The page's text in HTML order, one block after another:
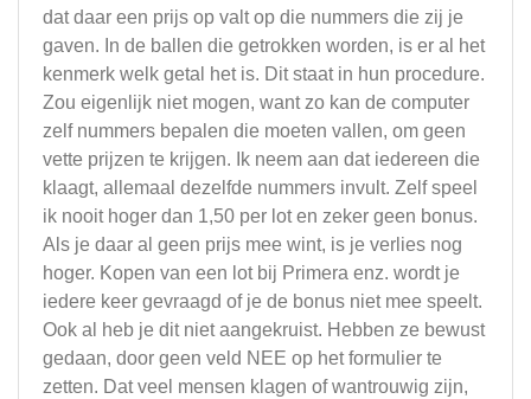
dat daar een prijs op valt op die nummers die zij je
gaven. In de ballen die getrokken worden, is er al het
kenmerk welk getal het is. Dit staat in hun procedure.
Zou eigenlijk niet mogen, want zo kan de computer
zelf nummers bepalen die moeten vallen, om geen
vette prijzen te krijgen. Ik neem aan dat iedereen die
klaagt, allemaal dezelfde nummers invult. Zelf speel
ik nooit hoger dan 1,50 per lot en zeker geen bonus.
Als je daar al geen prijs mee wint, is je verlies nog
hoger. Kopen van een lot bij Primera enz. wordt je
iedere keer gevraagd of je de bonus niet mee speelt.
Ook al heb je dit niet aangekruist. Hebben ze bewust
gedaan, door geen veld NEE op het formulier te
zetten. Dat veel mensen klagen of wantrouwig zijn,